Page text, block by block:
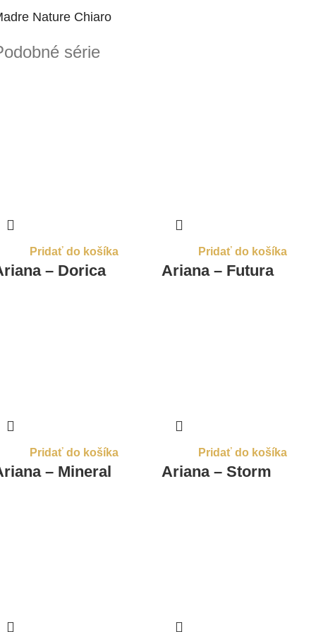
Nature Chiaro
série
Pridať do košíka
– Dorica
Pridať do košíka
Ariana – Futura
Pridať do košíka
– Mineral
Pridať do košíka
Ariana – Storm